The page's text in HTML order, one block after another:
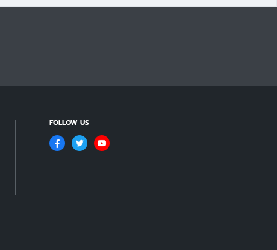
FOLLOW US